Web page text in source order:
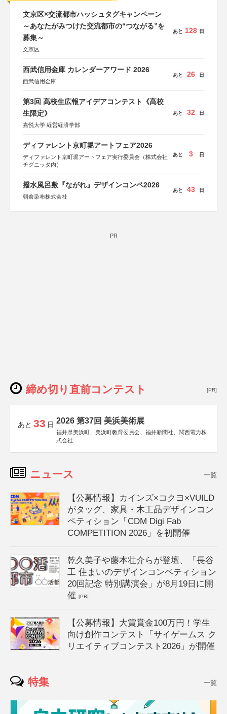
文京区×交流都市ハッシュタグキャンペーン
～あなたがみつけた交流都市の“つながる”を
募集～
文京区
あと 128 日
西武信用金庫 カレンダーアワード 2026
西武信用金庫
あと 26 日
第3回 高校生広報アイデアコンテスト《高校
生限定》
嘉悦大学 経営経済学部
あと 32 日
ディファレント京町堀アートフェア2026
ディファレント京町堀アートフェア実行委員会（株式会社
チグニッタ内）
あと 3 日
撥水風呂敷『ながれ』デザインコンペ2026
朝倉染布株式会社
あと 43 日
PR
締め切り直前コンテスト [PR]
あと 33 日 2026 第37回 美浜美術展
福井県美浜町、美浜町教育委員会、福井新聞社、関西電力株
式会社
ニュース 一覧
【公募情報】カインズ×コクヨ×VUILD
がタッグ、家具・木工品デザインコン
ペティション「CDM Digi Fab
COMPETITION 2026」を初開催
乾久美子や藤本壮介らが登壇、「長谷
工 住まいのデザインコンペティション
20回記念 特別講演会」が8月19日に開
催[PR]
【公募情報】大賞賞金100万円！学生
向け創作コンテスト「サイゲームス ク
リエイティブコンテスト2026」が開催
特集 一覧